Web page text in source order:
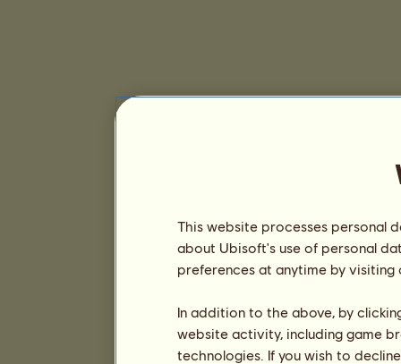
This website processes personal
about Ubisoft's use of personal
preferences at anytime by
In addition to the above, by
website activity, including game
technologies. If you wish to